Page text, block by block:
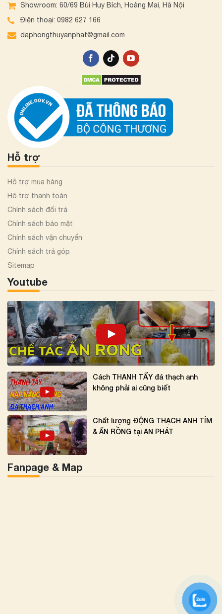
Showroom: 60/69 Bùi Huy Bích, Hoàng Mai, Hà Nội
Điện thoại: 0982 627 166
daphongthuyanphat@gmail.com
Hỗ trợ
Hỗ trợ mua hàng
Hỗ trợ thanh toán
Chính sách đổi trả
Chính sách bảo mật
Chính sách vận chuyển
Chính sách trả góp
Sitemap
Youtube
Cách THANH TẨY đá thạch anh
không phải ai cũng biết
Chất lượng ĐỘNG THẠCH ANH TÍM
& ẤN RỒNG tại AN PHÁT
Fanpage & Map